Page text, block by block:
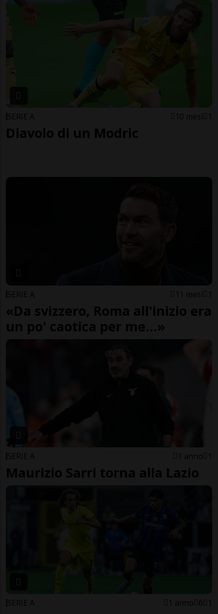
SERIE A 10 mesi 1
Diavolo di un Modric
SERIE A 11 mesi 1
«Da svizzero, Roma all'inizio era
un po' caotica per me...»
SERIE A 1 anno 1
Maurizio Sarri torna alla Lazio
SERIE A 1 anno 6 1